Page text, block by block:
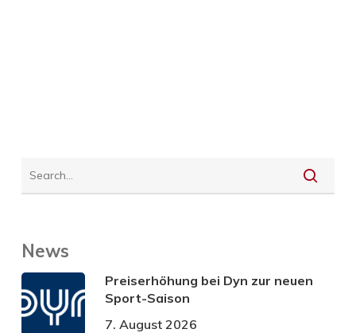
News
Preiserhöhung bei Dyn zur neuen
Sport-Saison
7. August 2026